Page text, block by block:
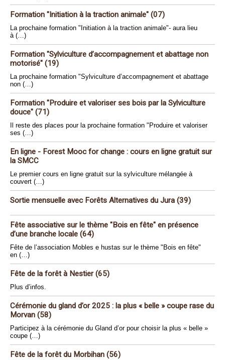
Formation "Initiation à la traction animale" (07)
La prochaine formation "Initiation à la traction animale"- aura lieu
à (…)
Formation "Sylviculture d’accompagnement et abattage non
motorisé" (19)
La prochaine formation "Sylviculture d’accompagnement et abattage
non (…)
Formation "Produire et valoriser ses bois par la Sylviculture
douce" (71)
Il reste des places pour la prochaine formation "Produire et valoriser
ses (…)
En ligne - Forest Mooc for change : cours en ligne gratuit sur
la SMCC
Le premier cours en ligne gratuit sur la sylviculture mélangée à
couvert (…)
Sortie mensuelle avec Forêts Alternatives du Jura (39)
Fête associative sur le thème "Bois en fête" en présence
d’une branche locale (64)
Fête de l’association Mobles e hustas sur le thème "Bois en fête"
en (…)
Fête de la forêt à Nestier (65)
Plus d’infos.
Cérémonie du gland d’or 2025 : la plus « belle » coupe rase du
Morvan (58)
Participez à la cérémonie du Gland d’or pour choisir la plus « belle »
coupe (…)
Fête de la forêt du Morbihan (56)